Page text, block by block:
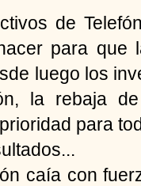
de
para que
luego los
la rebaja
para
caía con